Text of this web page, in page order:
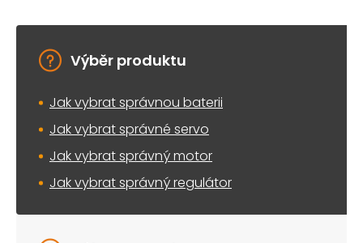
Výběr produktu
Jak vybrat správnou baterii
Jak vybrat správné servo
Jak vybrat správný motor
Jak vybrat správný regulátor